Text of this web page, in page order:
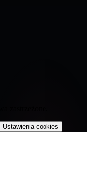
Ustawienia cookies